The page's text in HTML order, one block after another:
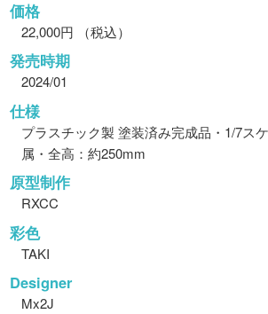
価格
22,000円 （税込）
発売時期
2024/01
仕様
プラスチック製 塗装済み完成品・1/7ス
属・全高：約250mm
原型制作
RXCC
彩色
TAKI
Designer
Mx2J